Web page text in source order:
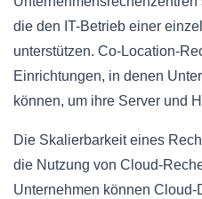
die den IT-Betrieb einer
unterstützen. Co-Location-
Einrichtungen, in denen
können, um ihre Server und
Die Skalierbarkeit eines
die Nutzung von Cloud-
Unternehmen können Cloud-